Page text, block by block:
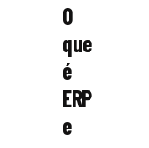
O
que
é
ERP
e